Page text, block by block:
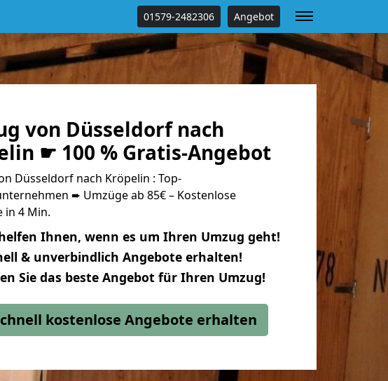
01579-2482306 Angebot
von Düsseldorf nach
☛ 100 % Gratis-Angebot
Düsseldorf nach Kröpelin : Top-
➨ Umzüge ab 85€ – Kostenlose
in 4 Min.
Ihnen, wenn es um Ihren Umzug geht!
& unverbindlich Angebote erhalten!
Sie das beste Angebot für Ihren Umzug!
kostenlose Angebote erhalten